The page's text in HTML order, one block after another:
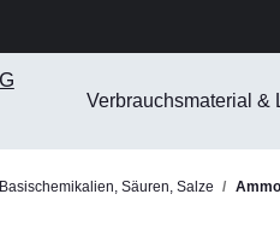
Verbrauchsmaterial &
Basischemikalien, Säuren, Salze